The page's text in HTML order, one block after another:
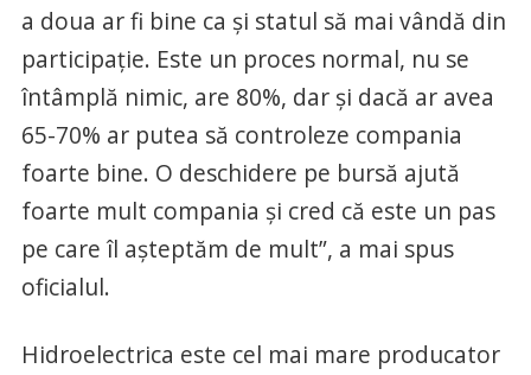
a doua ar fi bine ca şi statul să mai vândă din
participaţie. Este un proces normal, nu se
întâmplă nimic, are 80%, dar şi dacă ar avea
65-70% ar putea să controleze compania
foarte bine. O deschidere pe bursă ajută
foarte mult compania şi cred că este un pas
pe care îl aşteptăm de mult”, a mai spus
oficialul.
Hidroelectrica este cel mai mare producator